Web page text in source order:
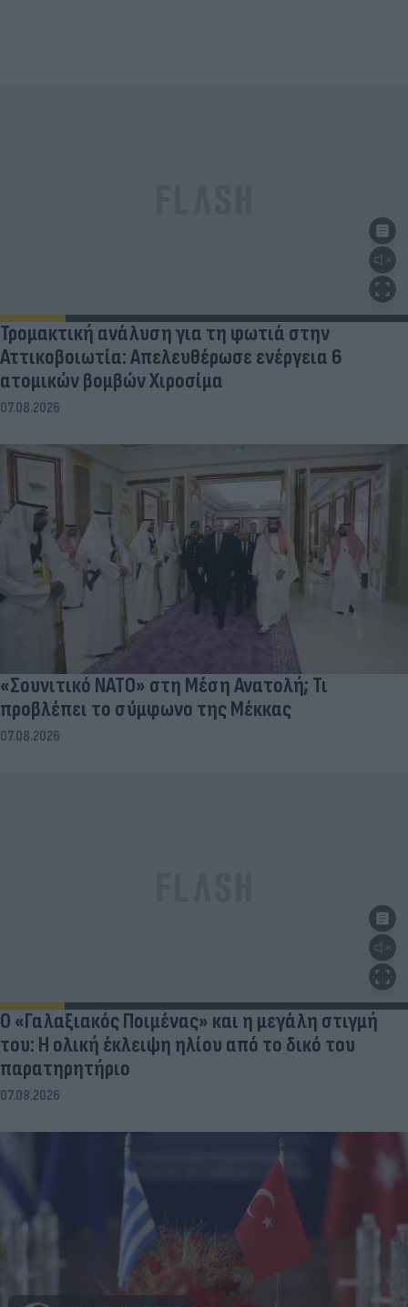
Τρομακτική ανάλυση για τη φωτιά στην
Αττικοβοιωτία: Απελευθέρωσε ενέργεια 6
ατομικών βομβών Χιροσίμα
07.08.2026
«Σουνιτικό ΝΑΤΟ» στη Μέση Ανατολή; Τι
προβλέπει το σύμφωνο της Μέκκας
07.08.2026
Ο «Γαλαξιακός Ποιμένας» και η μεγάλη στιγμή
του: Η ολική έκλειψη ηλίου από το δικό του
παρατηρητήριο
07.08.2026